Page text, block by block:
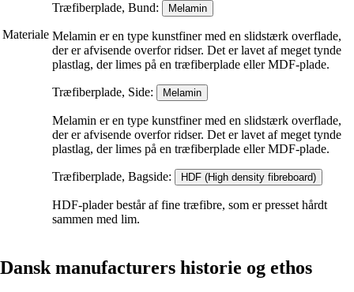
Materiale
Træfiberplade, Bund: Melamin
Melamin er en type kunstfiner med en slidstærk overflade,
der er afvisende overfor ridser. Det er lavet af meget tynde
plastlag, der limes på en træfiberplade eller MDF-plade.
Træfiberplade, Side: Melamin
Melamin er en type kunstfiner med en slidstærk overflade,
der er afvisende overfor ridser. Det er lavet af meget tynde
plastlag, der limes på en træfiberplade eller MDF-plade.
Træfiberplade, Bagside: HDF (High density fibreboard)
HDF-plader består af fine træfibre, som er presset hårdt
sammen med lim.
Dansk manufacturers historie og ethos